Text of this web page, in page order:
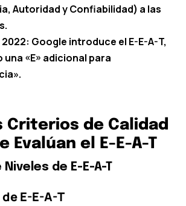
Autoridad y Confiabilidad) a las
Google introduce el E-E-A-T,
una «E» adicional para
Criterios de Calidad
Evalúan el E-E-A-T
de E-E-A-T
E-E-A-T